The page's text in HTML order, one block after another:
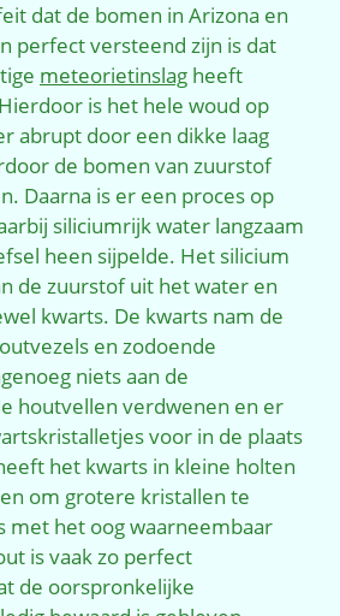
dat de bomen in Arizona en
perfect versteend zijn is dat
meteorietinslag heeft
is het hele woud op
abrupt door een dikke laag
de bomen van zuurstof
Daarna is er een proces op
siliciumrijk water langzaam
heen sijpelde. Het silicium
de zuurstof uit het water en
kwarts. De kwarts nam de
en zodoende
niets aan de
houtvellen verdwenen en er
voor in de plaats
het kwarts in kleine holten
om grotere kristallen te
met het oog waarneembaar
is vaak zo perfect
de oorspronkelijke